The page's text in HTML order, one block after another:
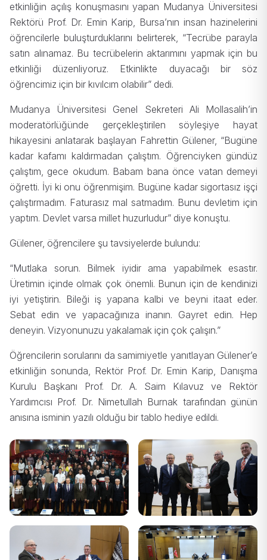
etkinliğin açılış konuşmasını yapan Mudanya Üniversitesi
Rektörü Prof. Dr. Emin Karip, Bursa’nın insan hazinelerini
öğrencilerle buluşturduklarını belirterek, “Tecrübe parayla
satın alınamaz. Bu tecrübelerin aktarımını yapmak için bu
etkinliği düzenliyoruz. Etkinlikte duyacağı bir söz
öğrencimiz için bir kıvılcım olabilir” dedi.
Mudanya Üniversitesi Genel Sekreteri Ali Mollasalih’in
moderatörlüğünde gerçekleştirilen söyleşiye hayat
hikayesini anlatarak başlayan Fahrettin Gülener, “Bugüne
kadar kafamı kaldırmadan çalıştım. Öğrenciyken gündüz
çalıştım, gece okudum. Babam bana önce vatan demeyi
öğretti. İyi ki onu öğrenmişim. Bugüne kadar sigortasız işçi
çalıştırmadım. Faturasız mal satmadım. Bunu devletim için
yaptım. Devlet varsa millet huzurludur” diye konuştu.
Gülener, öğrencilere şu tavsiyelerde bulundu:
“Mutlaka sorun. Bilmek iyidir ama yapabilmek esastır.
Üretimin içinde olmak çok önemli. Bunun için de kendinizi
iyi yetiştirin. Bileği iş yapana kalbi ve beyni itaat eder.
Sebat edin ve yapacağınıza inanın. Gayret edin. Hep
deneyin. Vizyonunuzu yakalamak için çok çalışın.”
Öğrencilerin sorularını da samimiyetle yanıtlayan Gülener’e
etkinliğin sonunda, Rektör Prof. Dr. Emin Karip, Danışma
Kurulu Başkanı Prof. Dr. A. Saim Kılavuz ve Rektör
Yardımcısı Prof. Dr. Nimetullah Burnak tarafından günün
anısına isminin yazılı olduğu bir tablo hediye edildi.